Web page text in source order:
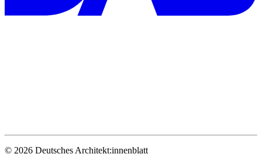
© 2026 Deutsches Architekt:innenblatt